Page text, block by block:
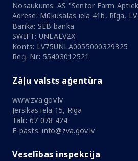
Nosaukums: AS "Sentor Farm
Adrese: Mūkusalas iela 41b, Rīga,
Banka: SEB banka
SWIFT: UNLALV2X
Konts: LV75UNLA0055000329325
Reģ. Nr.: 55403012521
Zāļu valsts aģentūra
www.zva.gov.lv
Jersikas iela 15, Rīga
Tālr.: 67 078 424
E-pasts: info@zva.gov.lv
Veselības inspekcija